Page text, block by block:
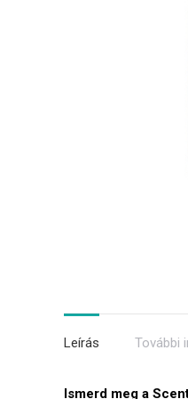
Leírás További
Ismerd meg a